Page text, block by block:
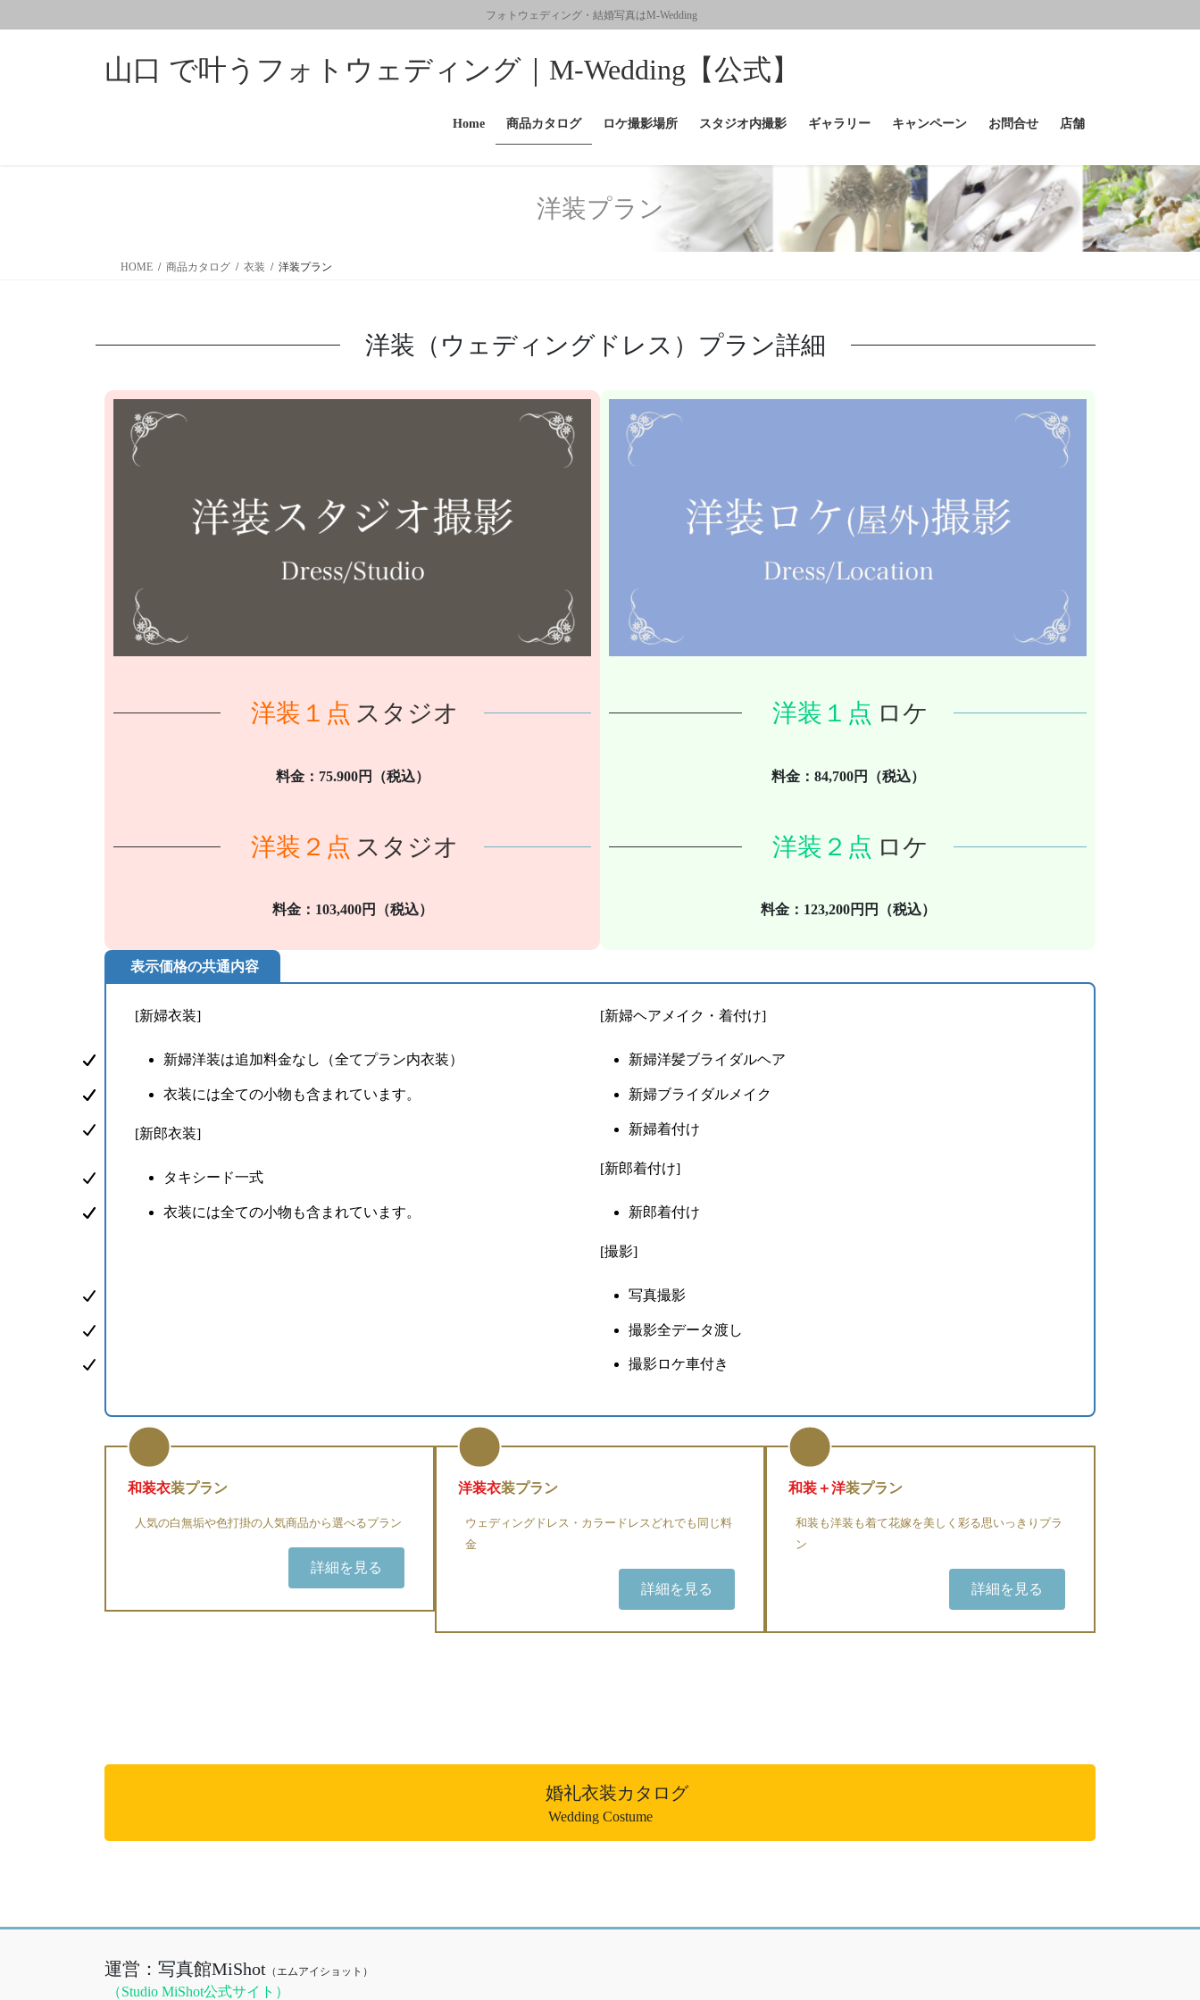
ン
ビ
フォトウェディング・結婚写真はM-Wedding
山口 で叶うフォトウェディング｜M-Wedding【公式】
Home 商品カタログ ロケ撮影場所 スタジオ内撮影 ギャラリー キャンペーン お問合せ 店舗
洋装プラン
HOME 商品カタログ 衣装 洋装プラン
洋装（ウェディングドレス）プラン詳細
洋装１点 スタジオ
料金：75.900円（税込）
洋装２点 スタジオ
料金：103,400円（税込）
洋装１点 ロケ
料金：84,700円（税込）
洋装２点 ロケ
料金：123,200円円（税込）
表示価格の共通内容
[新婦衣装]
新婦洋装は追加料金なし（全てプラン内衣装）
衣装には全ての小物も含まれています。
[新郎衣装]
タキシード一式
衣装には全ての小物も含まれています。
[新婦ヘアメイク・着付け]
新婦洋髪ブライダルヘア
新婦ブライダルメイク
新婦着付け
[新郎着付け]
新郎着付け
[撮影]
写真撮影
撮影全データ渡し
撮影ロケ車付き
和装衣装プラン
人気の白無垢や色打掛の人気商品から選べるプラン
詳細を見る
洋装衣装プラン
ウェディングドレス・カラードレスどれでも同じ料
金
詳細を見る
和装＋洋装プラン
和装も洋装も着て花嫁を美しく彩る思いっきりプラ
ン
詳細を見る
婚礼衣装カタログ
Wedding Costume
運営：写真館MiShot （エムアイショット）
（Studio MiShot公式サイト）